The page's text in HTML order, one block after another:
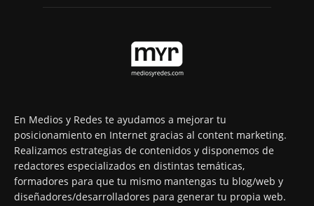
En Medios y Redes te ayudamos a mejorar tu
posicionamiento en Internet gracias al content marketing.
Realizamos estrategias de contenidos y disponemos de
redactores especializados en distintas temáticas,
formadores para que tu mismo mantengas tu blog/web y
diseñadores/desarrolladores para generar tu propia web.